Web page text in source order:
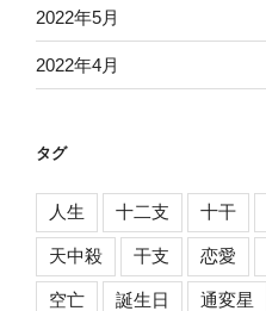
2022年5月
2022年4月
タグ
人生 十二支 十干
天中殺 干支 恋愛
空亡 誕生日 通変星